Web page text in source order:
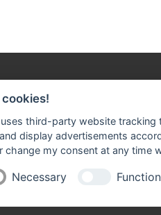
cookies!
third-party website
display advertisements
change my consent at any time
Necessary